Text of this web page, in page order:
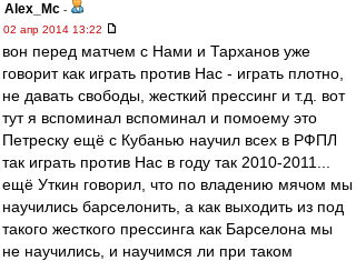
Alex_Mc -
02 апр 2014 13:22
вон перед матчем с Нами и Тарханов уже
говорит как играть против Нас - играть плотно,
не давать свободы, жесткий прессинг и т.д. вот
тут я вспоминал вспоминал и помоему это
Петреску ещё с Кубанью научил всех в РФПЛ
так играть против Нас в году так 2010-2011...
ещё Уткин говорил, что по владению мячом мы
научились барселонить, а как выходить из под
такого жесткого прессинга как Барселона мы
не научились, и научимся ли при таком